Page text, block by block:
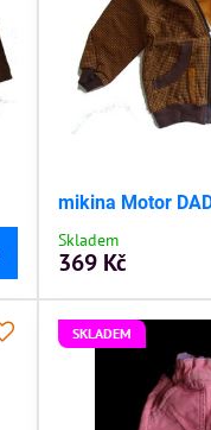
mikina Motor
Skladem
369 Kč
SKLADEM